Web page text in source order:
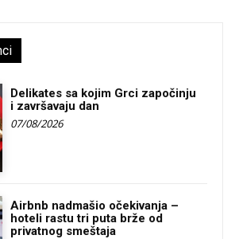
Delikates sa kojim Grci započinju
i završavaju dan
07/08/2026
Airbnb nadmašio očekivanja –
hoteli rastu tri puta brže od
privatnog smeštaja